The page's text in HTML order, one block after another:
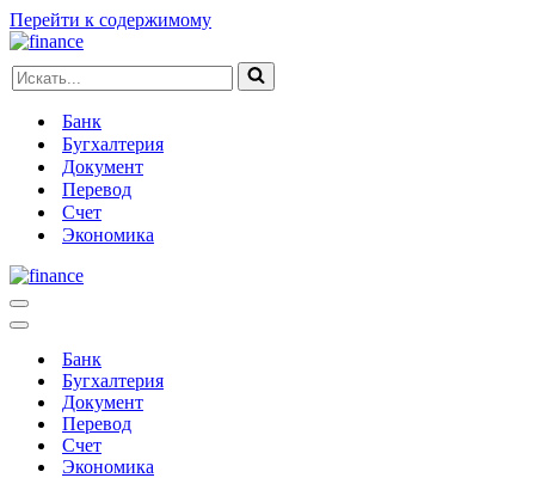
Перейти к содержимому
Искать...
Банк
Бугхалтерия
Документ
Перевод
Счет
Экономика
Меню
навигации
Меню
навигацииБанк
Бугхалтерия
Документ
Перевод
Счет
Экономика